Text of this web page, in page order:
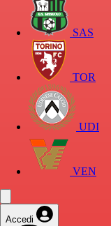
SAS
TOR
UDI
VEN
Accedi